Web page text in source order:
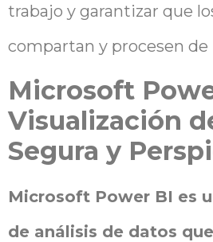
trabajo y garantizar que
compartan y procesen de
Microsoft
Visualización
Segura y
Microsoft Power BI es
de análisis de datos